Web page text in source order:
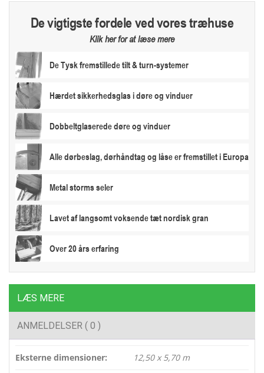
De vigtigste fordele ved vores træhuse
Klik her for at læse mere
De Tysk fremstillede tilt & turn-systemer
Hærdet sikkerhedsglas i døre og vinduer
Dobbeltglaserede døre og vinduer
Alle dørbeslag, dørhåndtag og låse er fremstillet i Europa
Metal storms seler
Lavet af langsomt voksende tæt nordisk gran
Over 20 års erfaring
LÆS MERE
ANMELDELSER ( 0 )
Eksterne dimensioner: 12,50 x 5,70 m